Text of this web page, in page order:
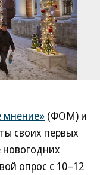
мнение» (ФОМ) и
своих первых
новогодних
опрос с 10–12